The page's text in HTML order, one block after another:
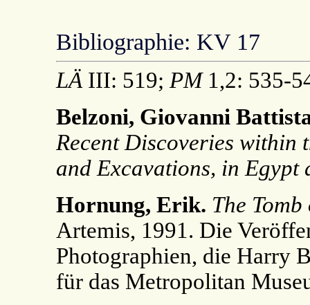
Bibliographie: KV 17
LÄ III: 519; PM1,2: 535-
Belzoni, Giovanni
Recent Discoveries within
and Excavations, in Egypt
Hornung, Erik. The
Artemis, 1991. Die
Photographien, die Harry
für das Metropolitan